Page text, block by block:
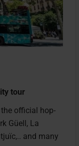
tour
official hop-
Güell, La
and many